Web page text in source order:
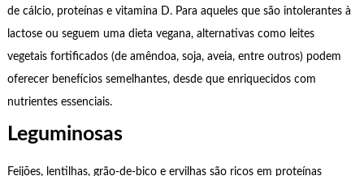
de cálcio, proteínas e vitamina D. Para aqueles que são intolerantes à
lactose ou seguem uma dieta vegana, alternativas como leites
vegetais fortificados (de amêndoa, soja, aveia, entre outros) podem
oferecer benefícios semelhantes, desde que enriquecidos com
nutrientes essenciais.
Leguminosas
Feijões, lentilhas, grão-de-bico e ervilhas são ricos em proteínas